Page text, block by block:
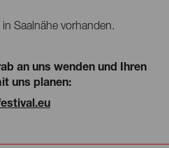
Saalnähe vorhanden.
an uns wenden und Ihren
uns planen: